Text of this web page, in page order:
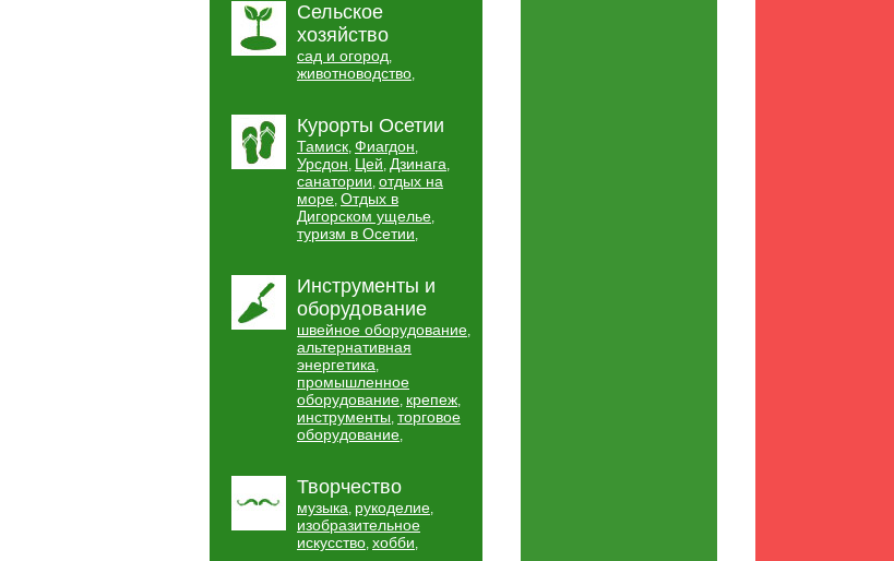
Сельское
хозяйство
сад и огород,
животноводство,
Курорты Осетии
Тамиск, Фиагдон,
Урсдон, Цей, Дзинага,
санатории, отдых на
море, Отдых в
Дигорском ущелье,
туризм в Осетии,
Инструменты и
оборудование
швейное оборудование,
альтернативная
энергетика,
промышленное
оборудование, крепеж,
инструменты, торговое
оборудование,
Творчество
музыка, рукоделие,
изобразительное
искусство, хобби,